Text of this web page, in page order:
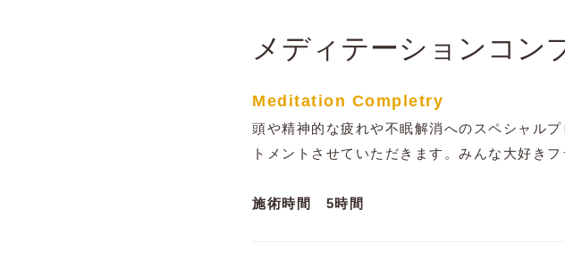
メディテーションコン
Meditation Completry
頭や精神的な疲れや不眠解消へのスペシャル
トメントさせていただきます。みんな大好きフ
施術時間 5時間